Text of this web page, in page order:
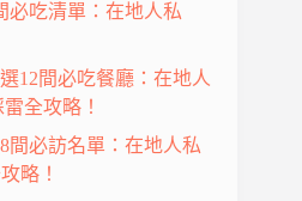
必吃清單：在地人私
12間必吃餐廳：在地人
全攻略！
間必訪名單：在地人私
略！